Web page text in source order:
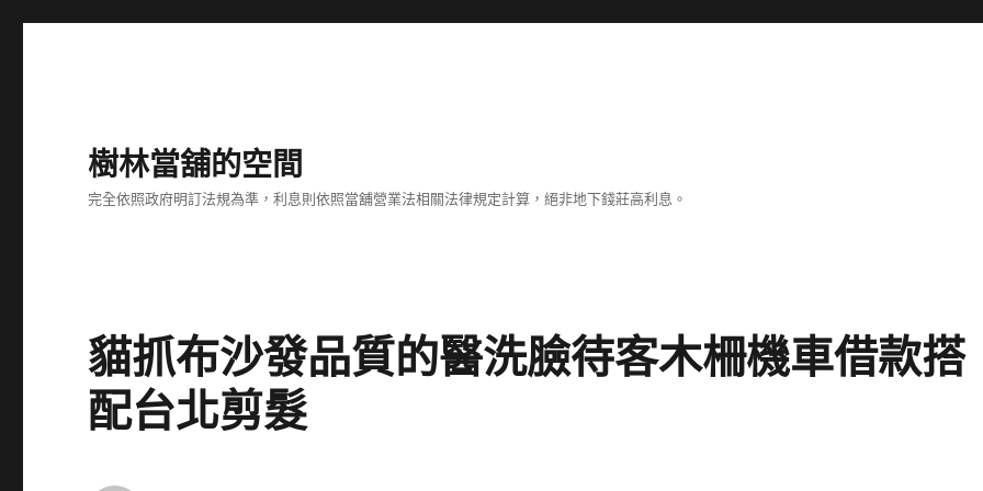
樹林當舖的空間
完全依照政府明訂法規為準，利息則依照當舖營業法相關法律規定計算，絕非地下錢莊高利息。
貓抓布沙發品質的醫洗臉待客木柵機車借款搭
配台北剪髮